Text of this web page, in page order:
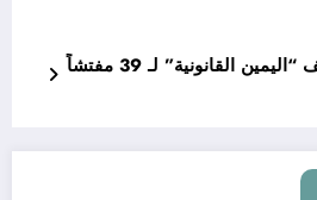
وزير العمل يشهد حلف “اليمين القانونية” لـ 39 مفتشاً